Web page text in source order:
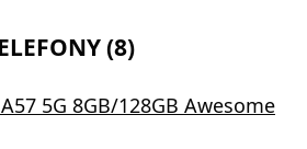
(8)
5G 8GB/128GB Awesome